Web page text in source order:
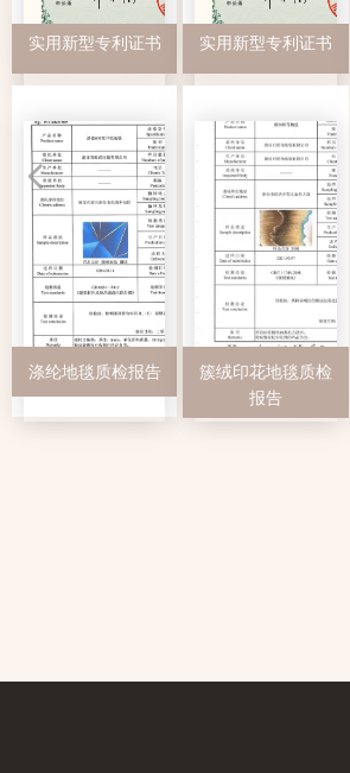
实用新型专利证书 实用新型专利证书
涤纶地毯质检报告
簇绒印花地毯质检
报告
넳